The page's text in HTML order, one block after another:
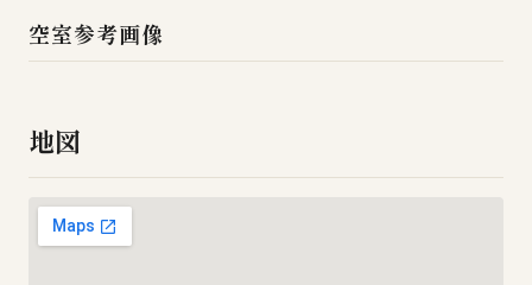
空室参考画像
地図